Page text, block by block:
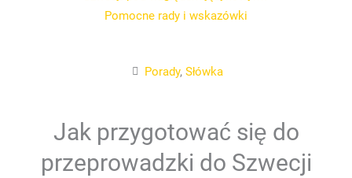
Porady, Słówka
Jak przygotować się do
przeprowadzki do Szwecji